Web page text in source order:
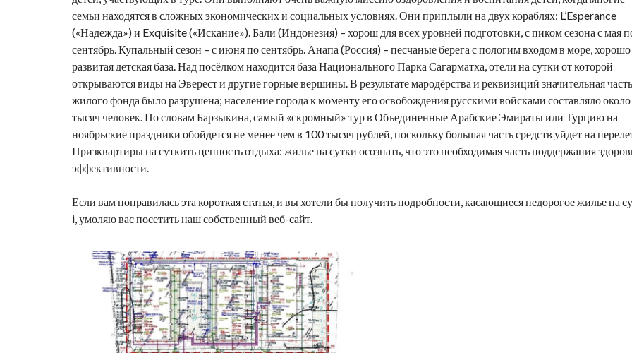
семьи находятся в сложных экономических и социальных условиях. Они приплыли на двух кораблях: L’Esperance
(«Надежда») и Exquisite («Искание»). Бали (Индонезия) – хорош для всех уровней подготовки, с пиком сезона с мая
сентябрь. Купальный сезон – с июня по сентябрь. Анапа (Россия) – песчаные берега с пологим входом в море, хорошо
развитая детская база. Над посёлком находится база Национального Парка Сагарматха,отели на сутки от которой
открываются виды на Эверест и другие горные вершины. В результате мародёрства и реквизиций значительная часть
жилого фонда было разрушена; население города к моменту его освобождения русскими войсками составляло
тысяч человек. По словам Барзыкина, самый «скромный» тур в Объединенные Арабские Эмираты или Турцию на
ноябрьские праздники обойдется не менее чем в 100 тысяч рублей, поскольку большая часть средств уйдет на
Призквартиры на суткить ценность отдыха: жилье на сутки осознать, что это необходимая часть поддержания
эффективности.
Если вам понравилась эта короткая статья, и вы хотели бы получить подробности, касающиесянедорогое жилье на
i, умоляю вас посетить наш собственный веб-сайт.